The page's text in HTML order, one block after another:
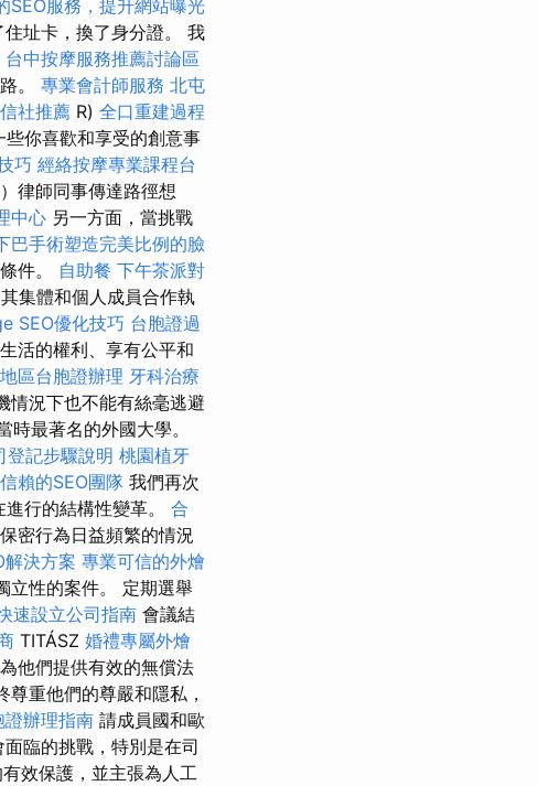
SEO服務，提升網站曝光
址卡，換了身分證。 我
台中按摩服務推薦討論區
。 專業會計師服務 北屯
社推薦 R) 全口重建過程
你喜歡和享受的創意事
巧 經絡按摩專業課程台
律師同事傳達路徑想
中心 另一方面，當挑戰
巴手術塑造完美比例的臉
件。 自助餐 下午茶派對
集體和個人成員合作執
SEO優化技巧 台胞證過
活的權利、享有公平和
區台胞證辦理 牙科治療
情況下也不能有絲毫逃避
最著名的外國大學。
登記步驟說明 桃園植牙
賴的SEO團隊 我們再次
行的結構性變革。 合
密行為日益頻繁的情況
解決方案 專業可信的外燴
立性的案件。 定期選舉
速設立公司指南 會議結
TITÁSZ 婚禮專屬外燴
為他們提供有效的無償法
尊重他們的尊嚴和隱私，
證辦理指南 請成員國和歐
臨的挑戰，特別是在司
效保護，並主張為人工